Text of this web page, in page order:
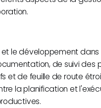
le développement
de suivi des
et de feuille de route
la planification et